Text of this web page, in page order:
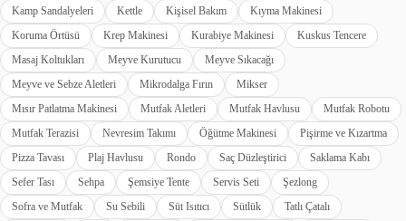
Kamp Sandalyeleri Kettle Kişisel Bakım
Kıyma Makinesi
Koruma Örtüsü
Krep Makinesi Kurabiye Makinesi
Kuskus Tencere
Masaj Koltukları
Meyve Kurutucu
Meyve Sıkacağı
Meyve ve Sebze Aletleri
Mikrodalga Fırın
Mikser
Mısır Patlatma Makinesi
Mutfak Aletleri Mutfak Havlusu
Mutfak Robotu
Mutfak Terazisi
Nevresim Takımı Öğütme Makinesi
Pişirme ve Kızartma
Pizza Tavası
Plaj Havlusu Rondo Saç Düzleştirici
Saklama Kabı
Sefer Tası
Sehpa Şemsiye Tente Servis Seti
Şezlong
Sofra ve Mutfak
Su Sebili Süt Isıtıcı Sütlük
Tatlı Çatalı